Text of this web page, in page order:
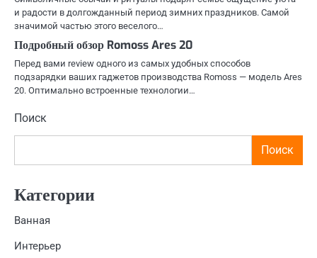
и радости в долгожданный период зимних праздников. Самой
значимой частью этого веселого…
Подробный обзор Romoss Ares 20
Перед вами review одного из самых удобных способов
подзарядки ваших гаджетов производства Romoss — модель Ares
20. Оптимально встроенные технологии…
Поиск
Поиск
Категории
Ванная
Интерьер